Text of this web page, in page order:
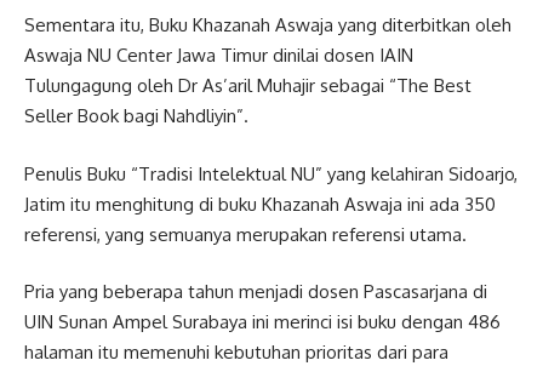
Sementara itu, Buku Khazanah Aswaja yang diterbitkan oleh
Aswaja NU Center Jawa Timur dinilai dosen IAIN
Tulungagung oleh Dr As’aril Muhajir sebagai “The Best
Seller Book bagi Nahdliyin”.
Penulis Buku “Tradisi Intelektual NU” yang kelahiran Sidoarjo,
Jatim itu menghitung di buku Khazanah Aswaja ini ada 350
referensi, yang semuanya merupakan referensi utama.
Pria yang beberapa tahun menjadi dosen Pascasarjana di
UIN Sunan Ampel Surabaya ini merinci isi buku dengan 486
halaman itu memenuhi kebutuhan prioritas dari para